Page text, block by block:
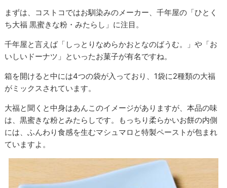
まずは、コストコではお馴染みのメーカー、千年屋の「ひとく
ち大福 黒蜜きな粉・みたらし」に注目。
千年屋と言えば「しっとりなめらかおとなのばうむ。」や「お
いしいドーナツ」といったお菓子が有名ですね。
箱を開けると中には4つの袋が入っており、1袋に2種類の大福
がミックスされています。
大福と聞くと中身はあんこのイメージがありますが、本品の味
は、黒蜜きな粉とみたらしです。もっちり柔らかいお餅の内側
には、ふんわり食感を生むマシュマロと特製ペーストが包まれ
ていますよ。